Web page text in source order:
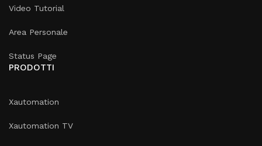
Video Tutorial
Area Personale
Status Page
PRODOTTI
Xautomation
Xautomation TV